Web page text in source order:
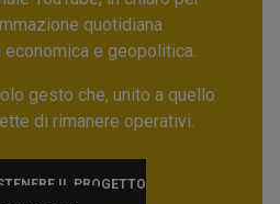
quotidiana
economica e geopolitica.
gesto che, unito a quello
di rimanere operativi.
IL PROGETTO